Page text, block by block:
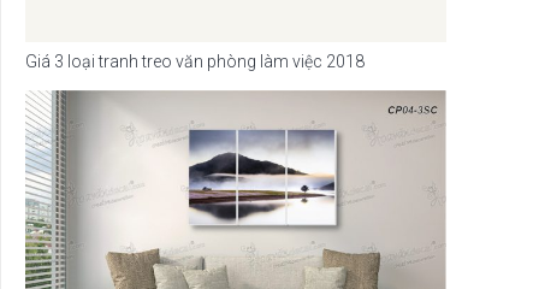
Giá 3 loại tranh treo văn phòng làm việc 2018